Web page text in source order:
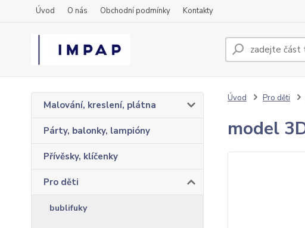
Úvod O nás Obchodní podmínky Kontakty
Malování, kreslení, plátna
Párty, balonky, lampióny
Přívěsky, klíčenky
Pro děti
bublifuky
Úvod Pro děti
model